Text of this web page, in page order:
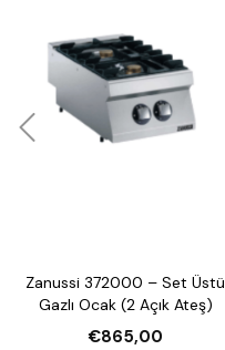
Zanussi 372000 – Set Üstü
Gazlı Ocak (2 Açık Ateş)
€865,00